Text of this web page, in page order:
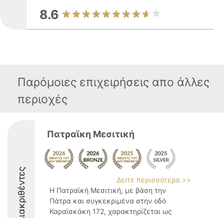
8.6
Παρόμοιες επιχειρήσεις απο άλλες
περιοχές
Διακριθέντες
Πατραϊκη Μεσιτική
Δείτε περισσότερα >>
Η Πατραϊκή Μεσιτική, με βάση την
Πάτρα και συγκεκριμένα στην οδό
Καραϊσκάκη 172, χαρακτηρίζεται ως